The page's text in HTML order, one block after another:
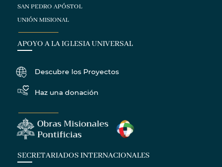
SAN PEDRO APÓSTOL
UNIÓN MISIONAL
APOYO A LA IGLESIA UNIVERSAL
Descubre los Proyectos
Haz una donación
SECRETARIADOS INTERNACIONALES